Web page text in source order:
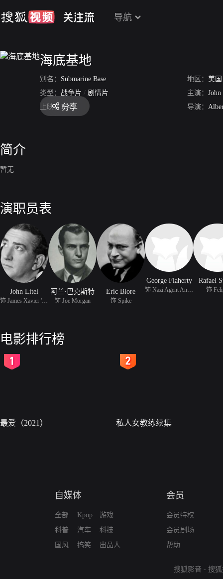
导航
海底基地
别名： Submarine Base 地区： 美国
类型： 战争片 / 剧情片 主演：
上映： 1943 导演：
分享
简介
暂无
演职员表
John Litel 阿兰·巴克斯特
饰 Joe Morgan
Eric Blore
饰 Spike
George Flaherty
饰 Nazi Agent Anton Kro
Rafael
饰
电影排行榜
最爱（2021） 私人女教练续集
自媒体
全部
科普
国风
Kpop
汽车
搞笑
游戏
科技
出品人
会员
会员特权
会员剧场
帮助
搜狐影音 - 搜